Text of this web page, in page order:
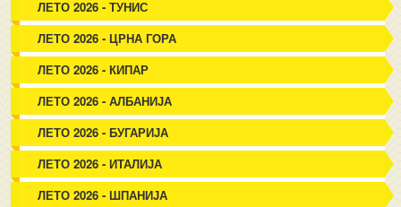
ЛЕТО 2026 - ТУНИС
ЛЕТО 2026 - ЦРНА ГОРА
ЛЕТО 2026 - КИПАР
ЛЕТО 2026 - АЛБАНИЈА
ЛЕТО 2026 - БУГАРИЈА
ЛЕТО 2026 - ИТАЛИЈА
ЛЕТО 2026 - ШПАНИЈА